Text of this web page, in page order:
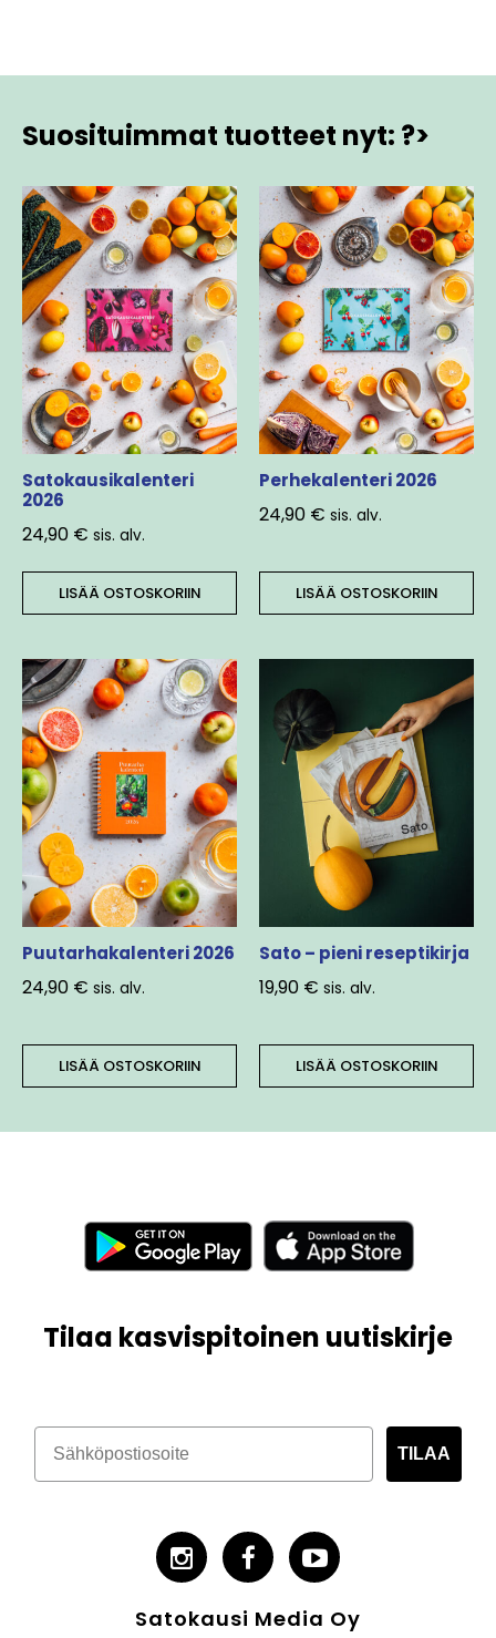
Suosituimmat tuotteet nyt: ?>
Satokausikalenteri
2026
24,90 € sis. alv.
LISÄÄ OSTOSKORIIN
Perhekalenteri 2026
24,90 € sis. alv.
LISÄÄ OSTOSKORIIN
Puutarhakalenteri 2026
24,90 € sis. alv.
LISÄÄ OSTOSKORIIN
Sato – pieni reseptikirja
19,90 € sis. alv.
LISÄÄ OSTOSKORIIN
Tilaa kasvispitoinen uutiskirje
TILAA
Satokausi Media Oy